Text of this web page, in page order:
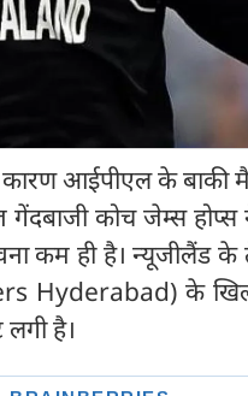
आईपीएल के बाकी
कोच जेम्स होप्स
कम ही है। न्यूजीलैंड
Hyderabad) के
है।